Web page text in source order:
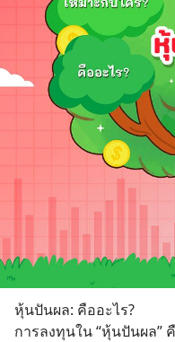
หุ้นปันผล: คืออะไร?
การลงทุนใน “หุ้นปันผล”